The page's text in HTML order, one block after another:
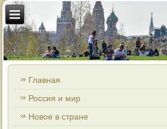
Главная
Россия и мир
Новое в стране